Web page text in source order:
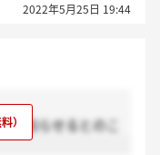
2022年5月25日 19:44
知らせるとのこ